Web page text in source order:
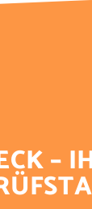
–